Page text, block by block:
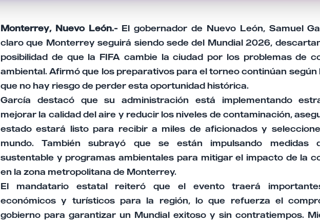
Monterrey, Nuevo León.- El gobernador de Nuevo León, Samuel
claro que Monterrey seguirá siendo sede del Mundial 2026,
posibilidad de que la FIFA cambie la ciudad por los problemas de
ambiental. Afirmó que los preparativos para el torneo continúan según
que no hay riesgo de perder esta oportunidad histórica.
García destacó que su administración está implementando
mejorar la calidad del aire y reducir los niveles de contaminación,
estado estará listo para recibir a miles de aficionados y
mundo. También subrayó que se están impulsando medidas
sustentable y programas ambientales para mitigar el impacto de la
en la zona metropolitana de Monterrey.
El mandatario estatal reiteró que el evento traerá
económicos y turísticos para la región, lo que refuerza el
gobierno para garantizar un Mundial exitoso y sin contratiempos.